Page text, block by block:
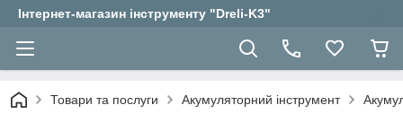
Інтернет-магазин інструменту "Dreli-K3"
Товари та послуги Акумуляторний інструмент